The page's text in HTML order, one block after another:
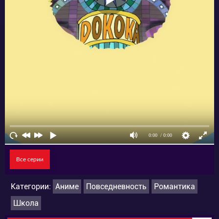
копирование откровенной одежды их
персонажей. К кому же еще можно было
пойти, с желанием приобрести еще пару
Все серии
Категории: Аниме Повседневность
Романтика
Школа